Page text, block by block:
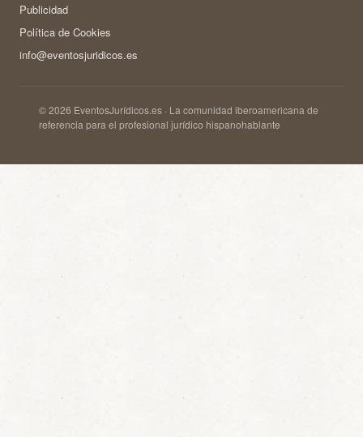
Publicidad
Política de Cookies
info@eventosjuridicos.es
© 2026 EventosJurídicos.es · La comunidad iberoamericana de
referencia para el profesional jurídico hispanohablante